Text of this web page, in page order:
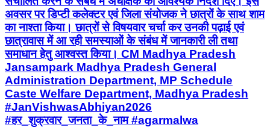
अवसर पर डिप्टी कलेक्टर एवं जिला संयोजक ने छात्रों के साथ शाम
का नाश्ता किया। छात्रों से विषयवार चर्चा कर उनकी पढ़ाई एवं
छात्रावास में आ रही समस्याओं के संबंध में जानकारी ली तथा
समाधान हेतु आश्वस्त किया। CM Madhya Pradesh
Jansampark Madhya Pradesh General
Administration Department, MP Schedule
Caste Welfare Department, Madhya Pradesh
#JanVishwasAbhiyan2026
#हर_शुक्रवार_जनता_के_नाम #agarmalwa